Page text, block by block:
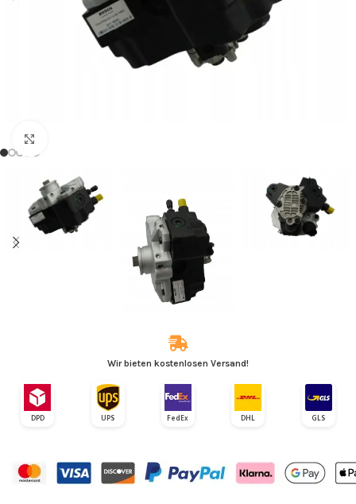
Wir bieten kostenlosen Versand!
DPD UPS FedEx DHL GLS